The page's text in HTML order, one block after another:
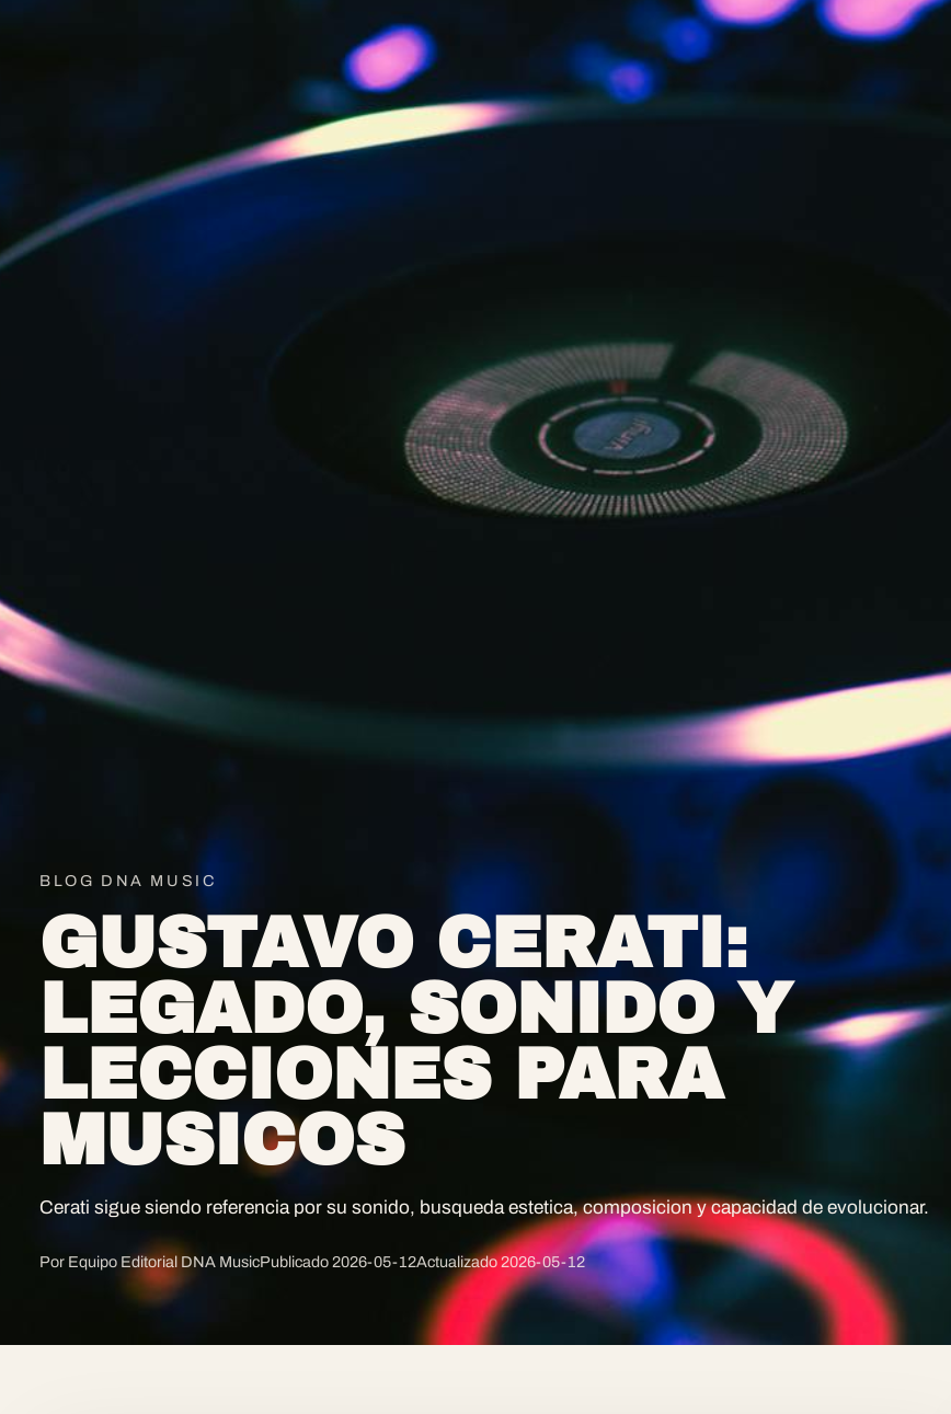
BLOG DNA MUSIC
GUSTAVO CERATI:
LEGADO, SONIDO Y
LECCIONES PARA
MUSICOS
Cerati sigue siendo referencia por su sonido, busqueda estetica, composicion y capacidad de evolucionar.
Por Equipo Editorial DNA MusicPublicado2026-05-12Actualizado2026-05-12